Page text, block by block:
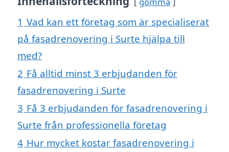
1 Vad kan ett företag som är specialiserat
på fasadrenovering i Surte hjälpa till
med?
2 Få alltid minst 3 erbjudanden för
fasadrenovering i Surte
3 Få 3 erbjudanden för fasadrenovering i
Surte från professionella företag
4 Hur mycket kostar fasadrenovering i